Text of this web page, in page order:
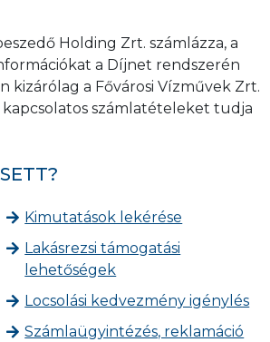
Holding Zrt. számlázza, a
a Díjnet rendszerén
a Fővárosi Vízművek Zrt.
számlatételeket tudja
Kimutatások lekérése
Lakásrezsi támogatási
lehetőségek
Locsolási kedvezmény igénylés
Számlaügyintézés, reklamáció